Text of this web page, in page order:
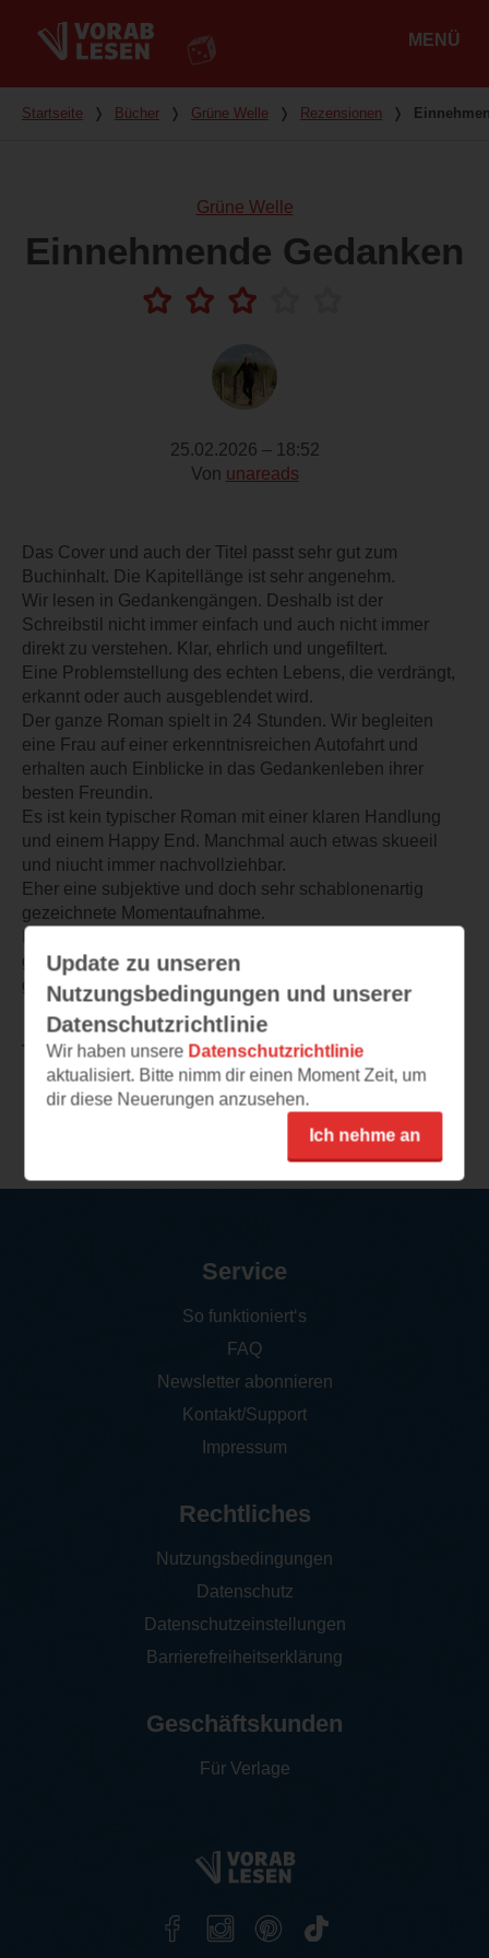
MENÜ
Du bist hier
Startseite ❭ Bücher ❭ Grüne Welle ❭ Rezensionen ❭
Grüne Welle
Einnehmende Gedanken
25.02.2026 – 18:52
Von unareads
Das Cover und auch der Titel passt sehr gut zum
Buchinhalt. Die Kapitellänge ist sehr angenehm.
Wir lesen in Gedankengängen. Deshalb ist der
Schreibstil nicht immer einfach und auch nicht immer
direkt zu verstehen. Klar, ehrlich und ungefiltert.
Eine Problemstellung des echten Lebens, die verdrängt,
erkannt oder auch ausgeblendet wird.
Der ganze Roman spielt in 24 Stunden. Wir begleiten
eine Frau auf einer erkenntnisreichen Autofahrt und
erhalten auch Einblicke in das Gedankenleben ihrer
besten Freundin.
Es ist kein typischer Roman mit einer klaren Handlung
und einem Happy End. Manchmal auch etwas skueeil
und niucht immer nachvollziehbar.
Eher eine subjektive und doch sehr schablonenartig
gezeichnete Momentaufnahme.
Ich finde es sehr spannend gemacht und habe das Buch
ganz gerne gelesen, auch wenn das Ende einen nicht
ganz zufrieden gestellt zurücklässt.
TEILEN
Update zu unseren
Nutzungsbedingungen und unserer
Datenschutzrichtlinie
Wir haben unsere Datenschutzrichtlinie
aktualisiert. Bitte nimm dir einen Moment Zeit, um
dir diese Neuerungen anzusehen.
Ich nehme an
Service
So funktioniert‘s
FAQ
Newsletter abonnieren
Kontakt/Support
Impressum
Rechtliches
Nutzungsbedingungen
Datenschutz
Datenschutzeinstellungen
Barrierefreiheitserklärung
Geschäftskunden
Für Verlage